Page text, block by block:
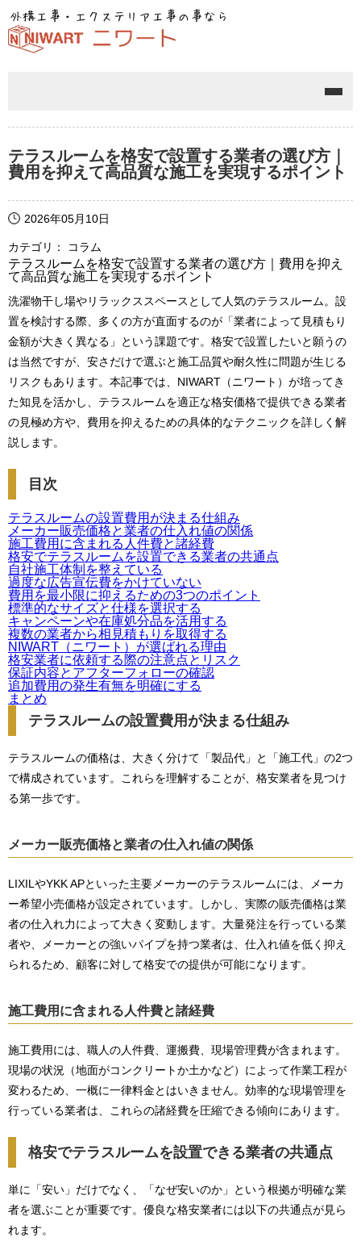
メニ
テラスルームを格安で設置する業者の選び方｜
費用を抑えて高品質な施工を実現するポイント
2026年05月10日
カテゴリ： コラム
テラスルームを格安で設置する業者の選び方｜費用を抑え
て高品質な施工を実現するポイント
洗濯物干し場やリラックススペースとして人気のテラスルーム。設
置を検討する際、多くの方が直面するのが「業者によって見積もり
金額が大きく異なる」という課題です。格安で設置したいと願うの
は当然ですが、安さだけで選ぶと施工品質や耐久性に問題が生じる
リスクもあります。本記事では、NIWART（ニワート）が培ってき
た知見を活かし、テラスルームを適正な格安価格で提供できる業者
の見極め方や、費用を抑えるための具体的なテクニックを詳しく解
説します。
目次
テラスルームの設置費用が決まる仕組み
メーカー販売価格と業者の仕入れ値の関係
施工費用に含まれる人件費と諸経費
格安でテラスルームを設置できる業者の共通点
自社施工体制を整えている
過度な広告宣伝費をかけていない
費用を最小限に抑えるための3つのポイント
標準的なサイズと仕様を選択する
キャンペーンや在庫処分品を活用する
複数の業者から相見積もりを取得する
NIWART（ニワート）が選ばれる理由
格安業者に依頼する際の注意点とリスク
保証内容とアフターフォローの確認
追加費用の発生有無を明確にする
まとめ
テラスルームの設置費用が決まる仕組み
テラスルームの価格は、大きく分けて「製品代」と「施工代」の2つ
で構成されています。これらを理解することが、格安業者を見つけ
る第一歩です。
メーカー販売価格と業者の仕入れ値の関係
LIXILやYKK APといった主要メーカーのテラスルームには、メーカ
ー希望小売価格が設定されています。しかし、実際の販売価格は業
者の仕入れ力によって大きく変動します。大量発注を行っている業
者や、メーカーとの強いパイプを持つ業者は、仕入れ値を低く抑え
られるため、顧客に対して格安での提供が可能になります。
施工費用に含まれる人件費と諸経費
施工費用には、職人の人件費、運搬費、現場管理費が含まれます。
現場の状況（地面がコンクリートか土かなど）によって作業工程が
変わるため、一概に一律料金とはいきません。効率的な現場管理を
行っている業者は、これらの諸経費を圧縮できる傾向にあります。
格安でテラスルームを設置できる業者の共通点
単に「安い」だけでなく、「なぜ安いのか」という根拠が明確な業
者を選ぶことが重要です。優良な格安業者には以下の共通点が見ら
れます。